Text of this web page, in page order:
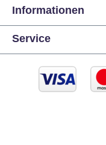
Informationen
Service